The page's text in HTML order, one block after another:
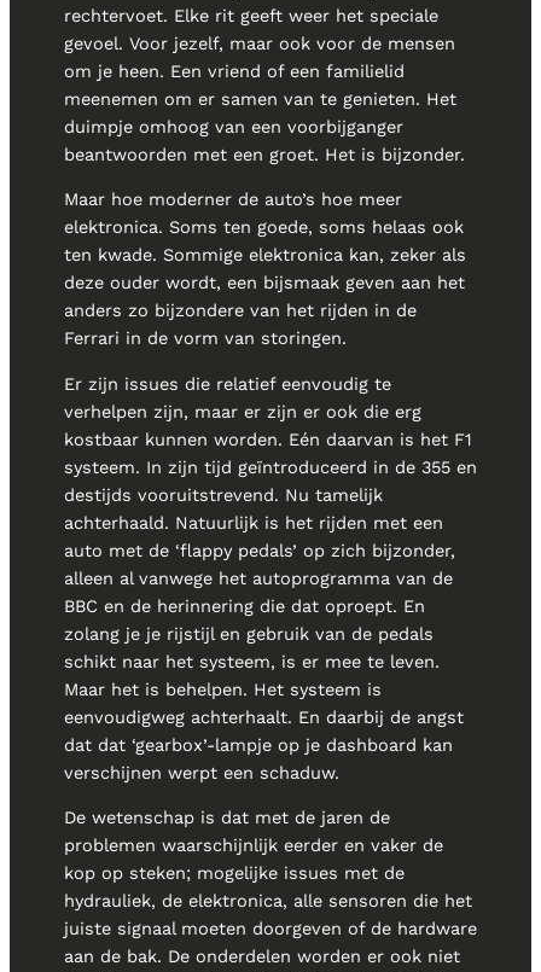
rechtervoet. Elke rit geeft weer het speciale
gevoel. Voor jezelf, maar ook voor de mensen
om je heen. Een vriend of een familielid
meenemen om er samen van te genieten. Het
duimpje omhoog van een voorbijganger
beantwoorden met een groet. Het is bijzonder.
Maar hoe moderner de auto’s hoe meer
elektronica. Soms ten goede, soms helaas ook
ten kwade. Sommige elektronica kan, zeker als
deze ouder wordt, een bijsmaak geven aan het
anders zo bijzondere van het rijden in de
Ferrari in de vorm van storingen.
Er zijn issues die relatief eenvoudig te
verhelpen zijn, maar er zijn er ook die erg
kostbaar kunnen worden. Eén daarvan is het F1
systeem. In zijn tijd geïntroduceerd in de 355 en
destijds vooruitstrevend. Nu tamelijk
achterhaald. Natuurlijk is het rijden met een
auto met de ‘flappy pedals’ op zich bijzonder,
alleen al vanwege het autoprogramma van de
BBC en de herinnering die dat oproept. En
zolang je je rijstijl en gebruik van de pedals
schikt naar het systeem, is er mee te leven.
Maar het is behelpen. Het systeem is
eenvoudigweg achterhaalt. En daarbij de angst
dat dat ‘gearbox’-lampje op je dashboard kan
verschijnen werpt een schaduw.
De wetenschap is dat met de jaren de
problemen waarschijnlijk eerder en vaker de
kop op steken; mogelijke issues met de
hydrauliek, de elektronica, alle sensoren die het
juiste signaal moeten doorgeven of de hardware
aan de bak. De onderdelen worden er ook niet